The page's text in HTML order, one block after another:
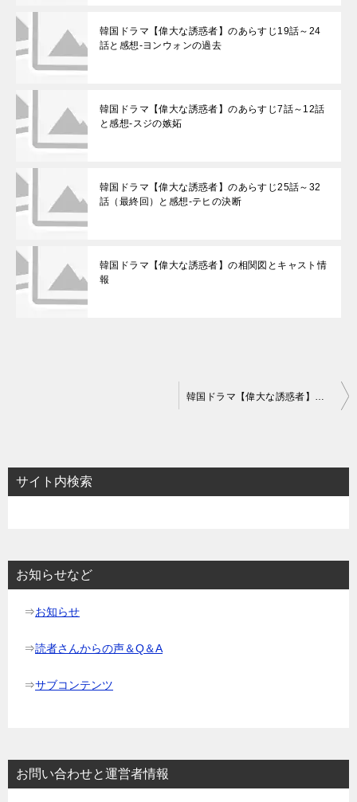
韓国ドラマ【偉大な誘惑者】のあらすじ19話～24
話と感想-ヨンウォンの過去
韓国ドラマ【偉大な誘惑者】のあらすじ7話～12話
と感想-スジの嫉妬
韓国ドラマ【偉大な誘惑者】のあらすじ25話～32
話（最終回）と感想-テヒの決断
韓国ドラマ【偉大な誘惑者】の相関図とキャスト情
報
ビ
ゲ
ョ
サイト内検索
お知らせなど
⇒お知らせ
⇒読者さんからの声＆Q＆A
⇒サブコンテンツ
お問い合わせと運営者情報